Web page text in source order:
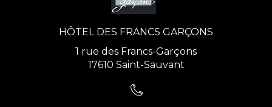
HÔTEL DES FRANCS GARÇONS
1 rue des Francs-Garçons
17610 Saint-Sauvant